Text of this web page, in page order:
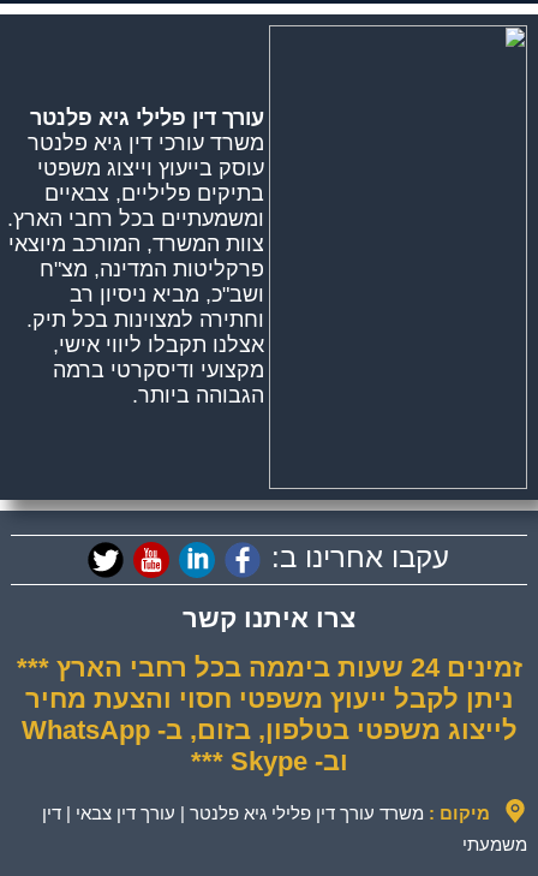
עורך דין פלילי גיא פלנטר
משרד עורכי דין גיא פלנטר
עוסק בייעוץ וייצוג משפטי
בתיקים פליליים, צבאיים
ומשמעתיים בכל רחבי הארץ.
צוות המשרד, המורכב מיוצאי
פרקליטות המדינה, מצ"ח
ושב"כ, מביא ניסיון רב
וחתירה למצוינות בכל תיק.
אצלנו תקבלו ליווי אישי,
מקצועי ודיסקרטי ברמה
הגבוהה ביותר.
עקבו אחרינו ב:
צרו איתנו קשר
זמינים 24 שעות ביממה בכל רחבי הארץ ***
ניתן לקבל ייעוץ משפטי חסוי והצעת מחיר
לייצוג משפטי בטלפון, בזום, ב- WhatsApp
וב- Skype ***
מיקום : משרד עורך דין פלילי גיא פלנטר | עורך דין צבאי | דין
משמעתי